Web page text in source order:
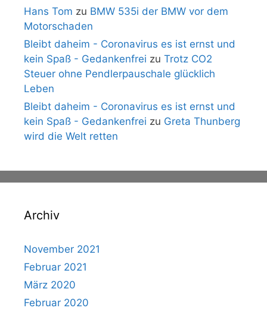
Hans Tom zu BMW 535i der BMW vor dem
Motorschaden
Bleibt daheim - Coronavirus es ist ernst und
kein Spaß - Gedankenfrei zu Trotz CO2
Steuer ohne Pendlerpauschale glücklich
Leben
Bleibt daheim - Coronavirus es ist ernst und
kein Spaß - Gedankenfrei zu Greta Thunberg
wird die Welt retten
Archiv
November 2021
Februar 2021
März 2020
Februar 2020